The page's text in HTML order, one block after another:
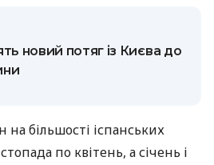
новий потяг із Києва до
на більшості іспанських
по квітень, а січень і